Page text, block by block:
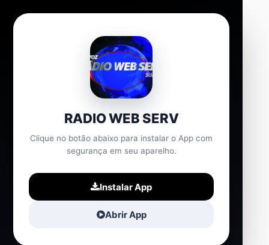
RADIO WEB SERV
Clique no botão abaixo para instalar o App com
segurança em seu aparelho.
Instalar App
Abrir App